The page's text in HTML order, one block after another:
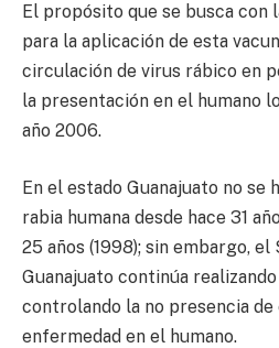
El propósito que se busca con
para la aplicación de esta
circulación de virus rábico en
la presentación en el humano
año 2006.
En el estado Guanajuato no se
rabia humana desde hace 31
25 años (1998); sin embargo,
Guanajuato continúa
controlando la no presencia de
enfermedad en el humano.